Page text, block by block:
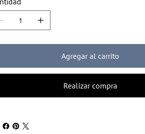
Agregar al carrito
Realizar compra